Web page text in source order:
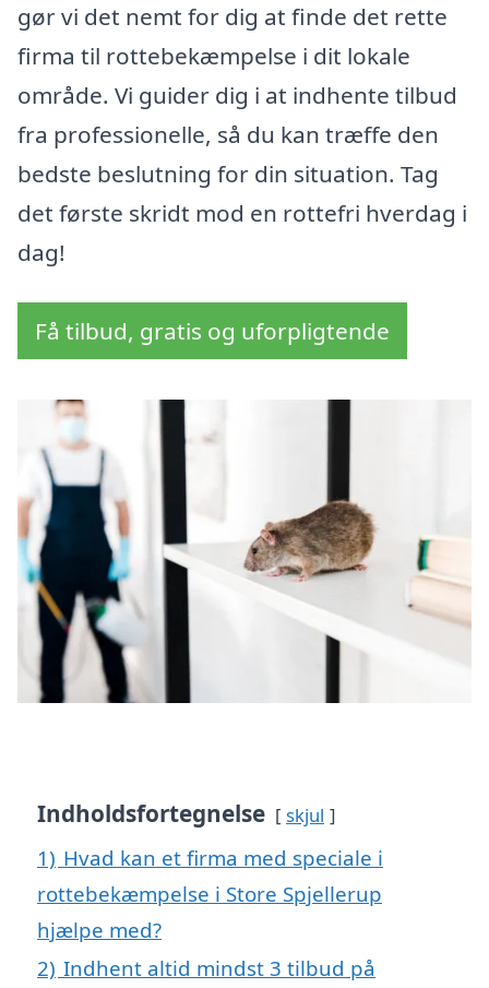
gør vi det nemt for dig at finde det rette
firma til rottebekæmpelse i dit lokale
område. Vi guider dig i at indhente tilbud
fra professionelle, så du kan træffe den
bedste beslutning for din situation. Tag
det første skridt mod en rottefri hverdag i
dag!
Få tilbud, gratis og uforpligtende
Indholdsfortegnelse skjul
1) Hvad kan et firma med speciale i
rottebekæmpelse i Store Spjellerup
hjælpe med?
2) Indhent altid mindst 3 tilbud på